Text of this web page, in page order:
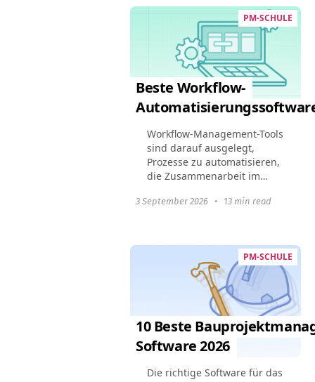
Fallmanagement optimieren,
die Einhaltung rechtlicher...
PM-SCHULE
Beste Workflow-
Workflow-Management-Tools
sind darauf ausgelegt,
Prozesse zu automatisieren,
die Zusammenarbeit im
Gesamtproduktivität zu
Workflow...
3 September 2026 • 13 min read
PM-SCHULE
10 Beste
Software 2026
Die richtige Software für das